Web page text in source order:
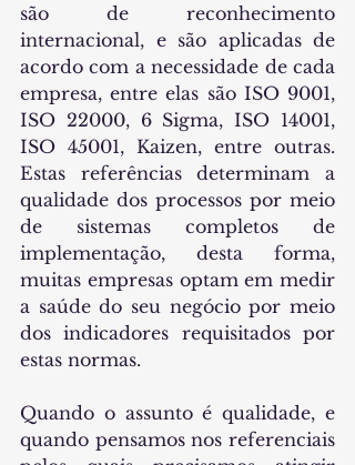
são de reconhecimento
internacional, e são aplicadas de
acordo com a necessidade de cada
empresa, entre elas são ISO 9001,
ISO 22000, 6 Sigma, ISO 14001,
ISO 45001, Kaizen, entre outras.
Estas referências determinam a
qualidade dos processos por meio
de sistemas completos de
implementação, desta forma,
muitas empresas optam em medir
a saúde do seu negócio por meio
dos indicadores requisitados por
estas normas.
Quando o assunto é qualidade, e
quando pensamos nos referenciais